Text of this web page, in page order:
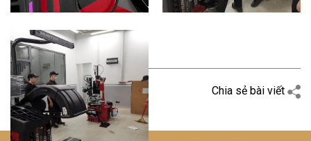
Quay trở lại Chia sẻ bài viết